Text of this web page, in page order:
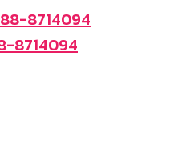
8714094